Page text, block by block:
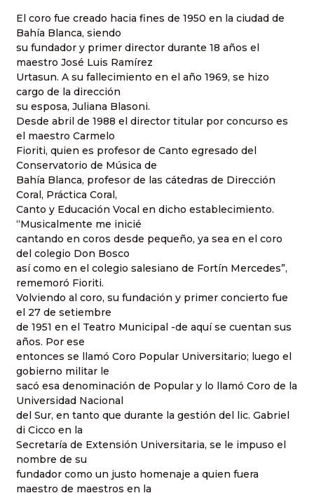
El coro fue creado hacia fines de 1950 en la ciudad de
Bahía Blanca, siendo
su fundador y primer director durante 18 años el
maestro José Luis Ramírez
Urtasun. A su fallecimiento en el año 1969, se hizo
cargo de la dirección
su esposa, Juliana Blasoni.
Desde abril de 1988 el director titular por concurso es
el maestro Carmelo
Fioriti, quien es profesor de Canto egresado del
Conservatorio de Música de
Bahía Blanca, profesor de las cátedras de Dirección
Coral, Práctica Coral,
Canto y Educación Vocal en dicho establecimiento.
“Musicalmente me inicié
cantando en coros desde pequeño, ya sea en el coro
del colegio Don Bosco
así como en el colegio salesiano de Fortín Mercedes”,
rememoró Fioriti.
Volviendo al coro, su fundación y primer concierto fue
el 27 de setiembre
de 1951 en el Teatro Municipal -de aquí se cuentan sus
años. Por ese
entonces se llamó Coro Popular Universitario; luego el
gobierno militar le
sacó esa denominación de Popular y lo llamó Coro de la
Universidad Nacional
del Sur, en tanto que durante la gestión del lic. Gabriel
di Cicco en la
Secretaría de Extensión Universitaria, se le impuso el
nombre de su
fundador como un justo homenaje a quien fuera
maestro de maestros en la